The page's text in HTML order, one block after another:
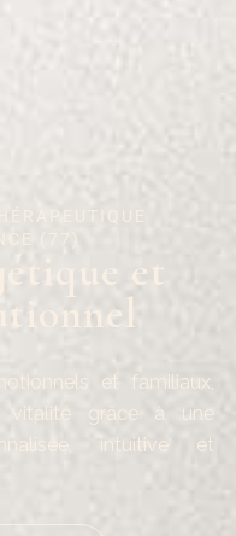
(77)
et
et familiaux,
vitalité grâce à une
intuitive et